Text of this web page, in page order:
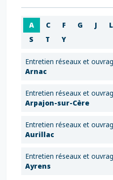
A C F G J L
S
T Y
Entretien réseaux et
Arnac
Entretien réseaux et
Arpajon-sur-Cère
Entretien réseaux et
Aurillac
Entretien réseaux et
Ayrens